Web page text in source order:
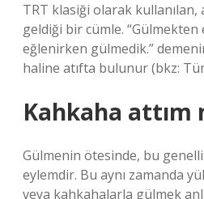
TRT klasiği olarak kullanılan,
geldiği bir cümle. “Gülmekten
eğlenirken gülmedik.”
haline atıfta bulunur (bkz:
Kahkaha attım
Gülmenin ötesinde, bu
eylemdir. Bu aynı zamanda
veya kahkahalarla gülmek